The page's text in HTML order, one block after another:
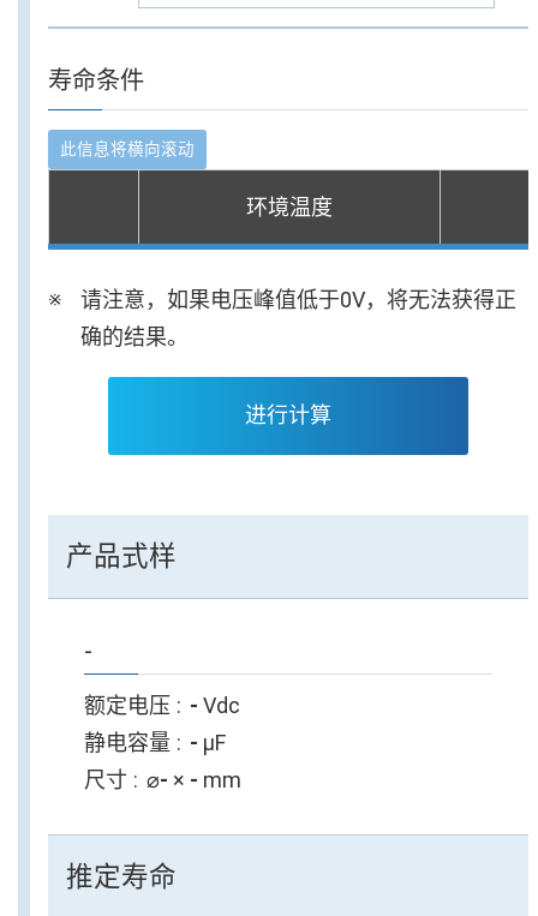
寿命条件
环境温度
请注意，如果电压峰值低于0V，将无法获得正
确的结果。
进行计算
产品式样
-
额定电压 - Vdc
静电容量
- µF
尺寸
⌀- × - mm
推定寿命